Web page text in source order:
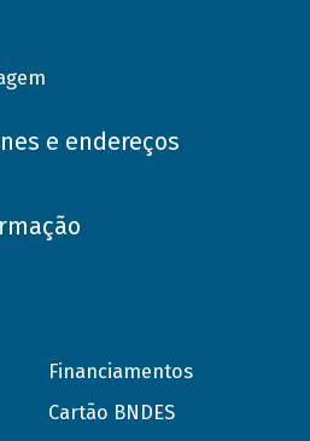
e endereços
Financiamentos
Cartão BNDES